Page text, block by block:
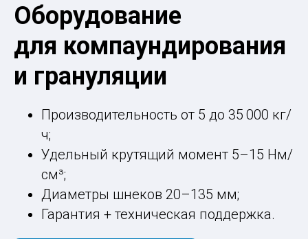
Оборудование
для компаундирования
и грануляции
Производительность от 5 до 35 000 кг/
ч;
Удельный крутящий момент 5–15 Нм/
см³;
Диаметры шнеков 20–135 мм;
Гарантия + техническая поддержка.